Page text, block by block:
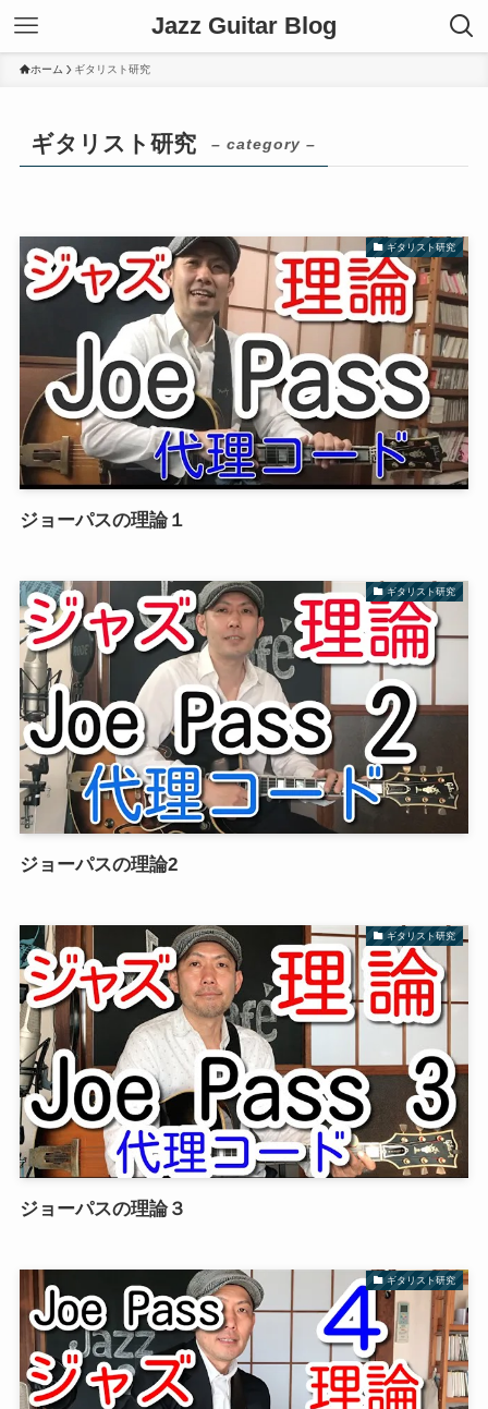
Jazz Guitar Blog
ホーム ギタリスト研究
ギタリスト研究 – category –
ギタリスト研究
ジョーパスの理論１
ギタリスト研究
ジョーパスの理論2
ギタリスト研究
ジョーパスの理論３
ギタリスト研究